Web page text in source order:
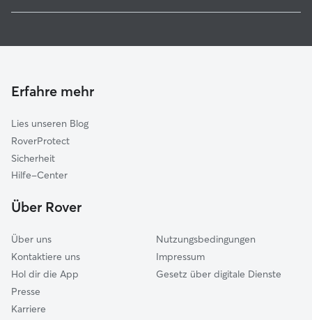
Spaichingen
Sigmaringen
Trossingen
Albstadt
Gassi-Service in Donau-Heuberg
Erfahre mehr
Lies unseren Blog
RoverProtect
Sicherheit
Hilfe-Center
Über Rover
Über uns
Kontaktiere uns
Hol dir die App
Presse
Karriere
Nutzungsbedingungen
Impressum
Gesetz über digitale Dienste